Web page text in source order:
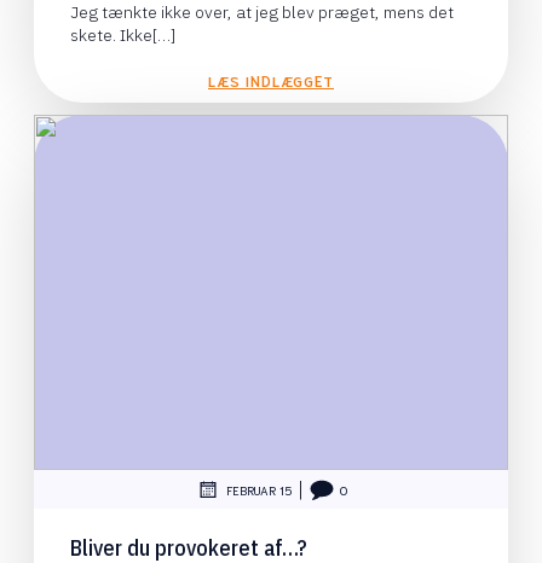
Jeg tænkte ikke over, at jeg blev præget, mens det
skete. Ikke[…]
LÆS INDLÆGGET
FEBRUAR 15 0
Bliver du provokeret af…?